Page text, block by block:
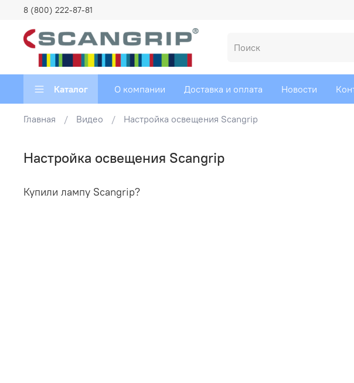
8 (800) 222-87-81
Каталог О компании Доставка и оплата Новости
Главная Видео Настройка освещения Scangrip
Настройка освещения Scangrip
Купили лампу Scangrip?